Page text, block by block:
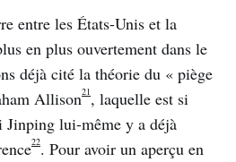
entre les États-Unis et la
en plus ouvertement dans le
déjà cité la théorie du « piège
Allison21 , laquelle est si
Jinping lui-même y a déjà
22. Pour avoir un aperçu en